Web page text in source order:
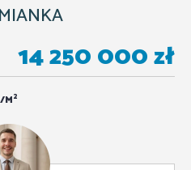
2
14 250 000 zł